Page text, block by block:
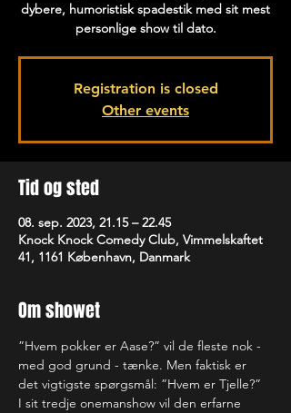
dybere, humoristisk spadestik med sit mest
personlige show til dato.
Registration is closed
Other events
Tid og sted
08. sep. 2023, 21.15 – 22.45
Knock Knock Comedy Club, Vimmelskaftet
41, 1161 København, Danmark
Om showet
”Hvem pokker er Aase?” vil de fleste nok -
med god grund - tænke. Men faktisk er
det vigtigste spørgsmål: ”Hvem er Tjelle?”
I sit tredje onemanshow vil den erfarne